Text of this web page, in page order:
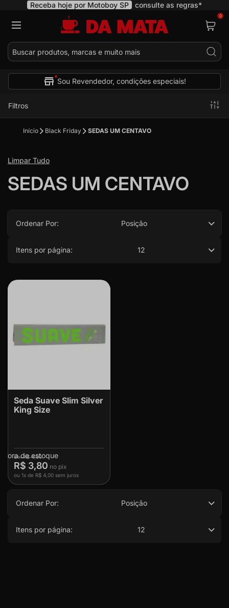
Receba hoje por Motoboy SP consulte as regras*
0
Sou Revendedor, condições especiais!
SEDAS UM CENTAVO
Ordenar Por: Posição
Itens por página: 12
Seda Suave Slim Silver
King Size
R$ 4,00
R$ 3,80
ou 1x de R$ 4,00 sem juros
Fora de estoque
Ordenar Por: Posição
Itens por página: 12
Início Black Friday SEDAS UM CENTAVO
Limpar Tudo
Filtros